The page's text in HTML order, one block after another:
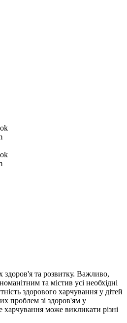
здоров'я та розвитку. Важливо,
та містив усі необхідні
здорового харчування у дітей
проблем зі здоров'ям у
може викликати різні